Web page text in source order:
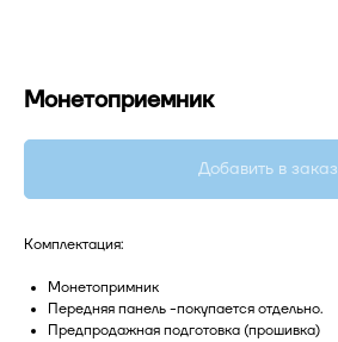
Монетоприемник
Добавить в заказ
Комплектация:
Монетопримник
Передняя панель -покупается отдельно.
Предпродажная подготовка (прошивка)